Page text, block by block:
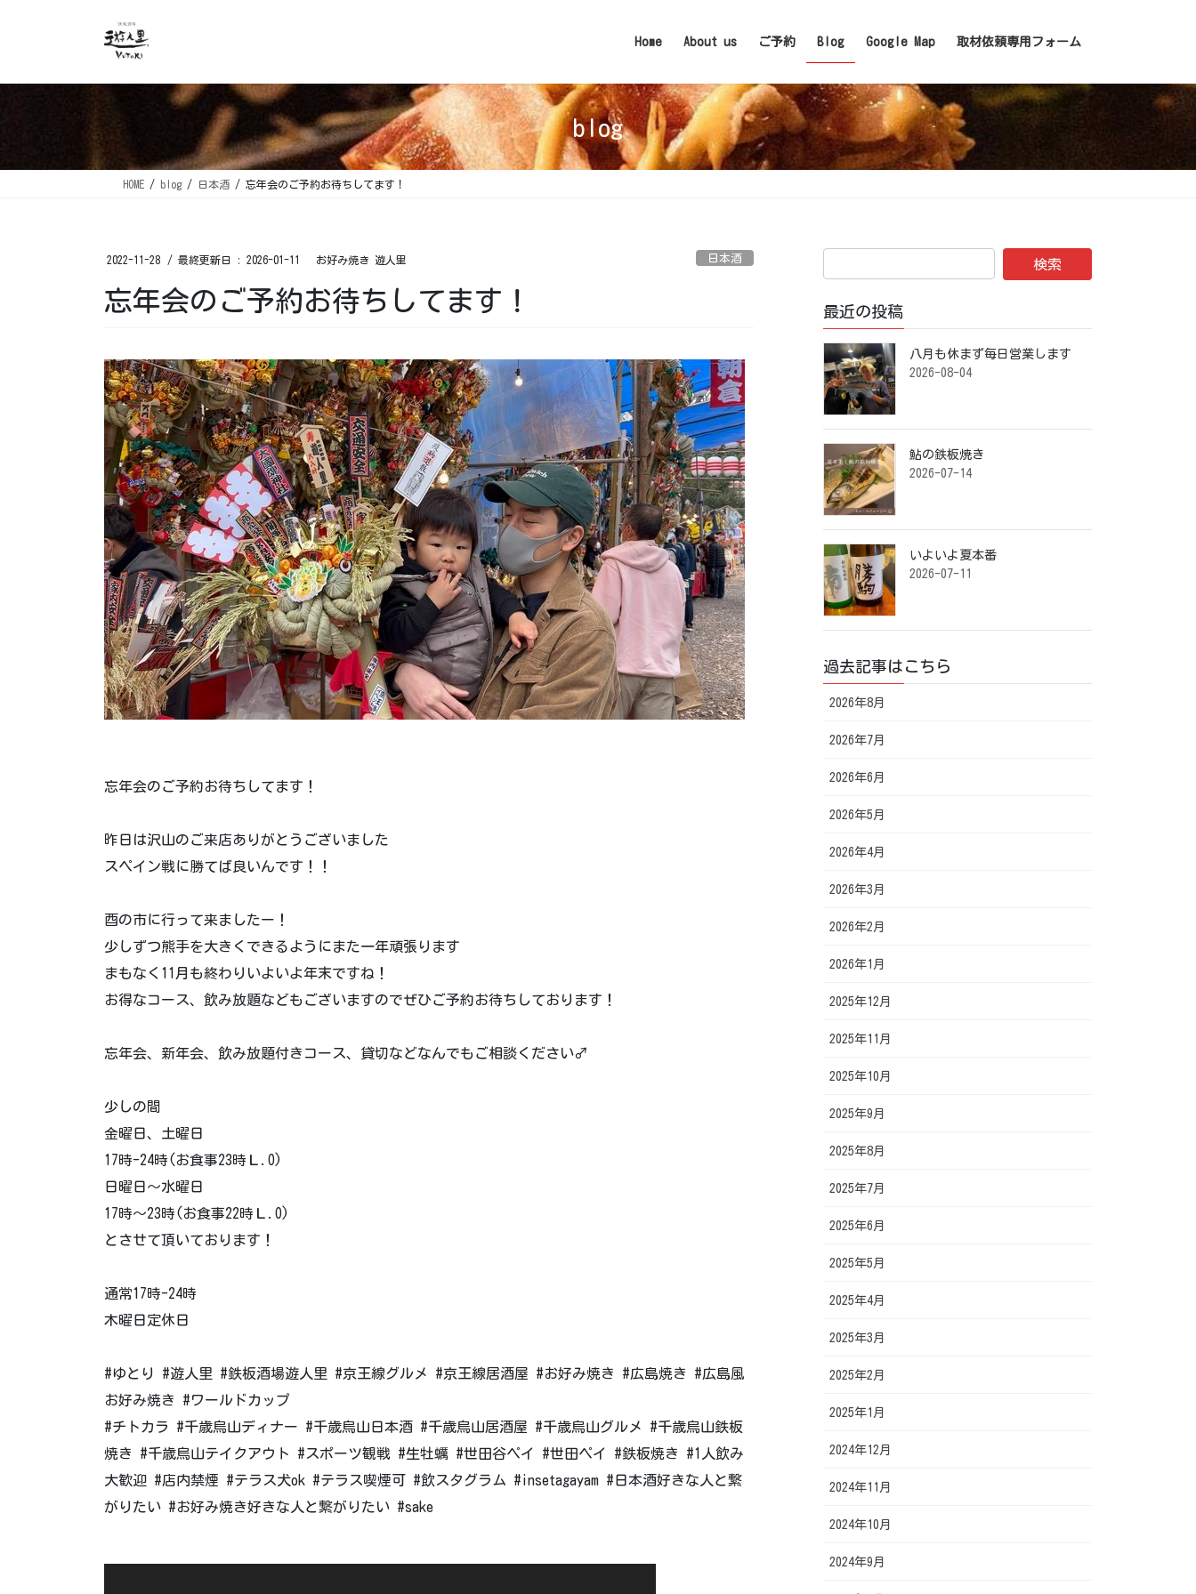
Home About us ご予約 Blog Google Map 取材依頼専用フォーム
blog
HOME blog 日本酒 忘年会のご予約お待ちしてます！ ⁡
2022-11-28 / 最終更新日 : 2026-01-11 お好み焼き 遊人里 日本酒
忘年会のご予約お待ちしてます！ ⁡
忘年会のご予約お待ちしてます！
昨日は沢山のご来店ありがとうございました
スペイン戦に勝てば良いんです！！
酉の市に行って来ましたー！
少しずつ熊手を大きくできるようにまた一年頑張ります
まもなく11月も終わりいよいよ年末ですね！
お得なコース、飲み放題などもございますのでぜひご予約お待ちしております！
忘年会、新年会、飲み放題付きコース、貸切などなんでもご相談ください‍♂️
少しの間
金曜日、土曜日
17時-24時(お食事23時Ｌ.O)
日曜日〜水曜日
17時〜23時(お食事22時Ｌ.O)
とさせて頂いております！
通常17時-24時
木曜日定休日
#ゆとり #遊人里 #鉄板酒場遊人里 #京王線グルメ #京王線居酒屋 #お好み焼き #広島焼き #広島風
お好み焼き #ワールドカップ
#チトカラ #千歳烏山ディナー #千歳烏山日本酒 #千歳烏山居酒屋 #千歳烏山グルメ #千歳烏山鉄板
焼き #千歳烏山テイクアウト #スポーツ観戦 #生牡蠣 #世田谷ペイ #世田ペイ #鉄板焼き #1人飲み
大歓迎 #店内禁煙 #テラス犬ok #テラス喫煙可 #飲スタグラム #insetagayam #日本酒好きな人と繋
がりたい #お好み焼き好きな人と繋がりたい #sake
最近の投稿
八月も休まず毎日営業します️ ⁡
2026-08-04
鮎の鉄板焼き ⁡
2026-07-14
いよいよ夏本番️ ⁡
2026-07-11
過去記事はこちら
2026年8月
2026年7月
2026年6月
2026年5月
2026年4月
2026年3月
2026年2月
2026年1月
2025年12月
2025年11月
2025年10月
2025年9月
2025年8月
2025年7月
2025年6月
2025年5月
2025年4月
2025年3月
2025年2月
2025年1月
2024年12月
2024年11月
2024年10月
2024年9月